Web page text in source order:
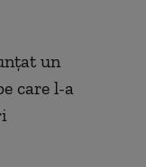
un
care l-a